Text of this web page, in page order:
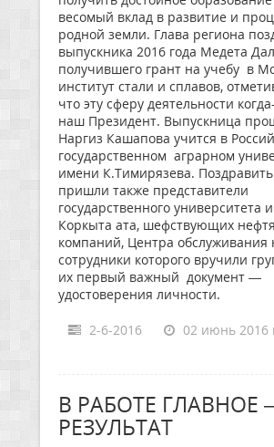
весомый вклад в развитие и
родной земли. Глава региона
выпускника 2016 года Медета
получившего грант на учебу в
институт стали и сплавов,
что эту сферу деятельности
наш Президент. Выпускница
Наргиз Кашапова учится в
государственном аграрном
имени К.Тимирязева.
пришли также представители
государственного университета
Коркыта ата, шефствующих
компаний, Центра обслуживания
сотрудники которого вручили
их первый важный документ —
удостоверения личности.
2-6-2016 02 июнь 2016
В РАБОТЕ ГЛАВНОЕ
РЕЗУЛЬТАТ